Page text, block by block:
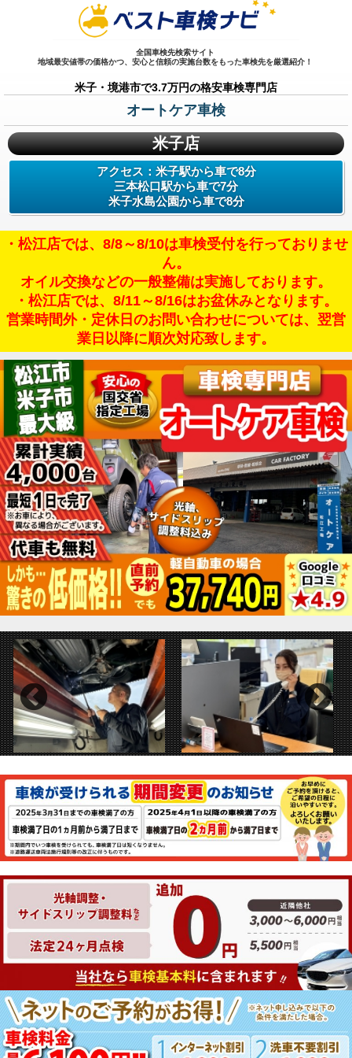
全国車検先検索サイト
地域最安値帯の価格かつ、安心と信頼の実施台数をもった車検先を厳選紹介！
米子・境港市で3.7万円の格安車検専門店
オートケア車検
米子店
アクセス：米子駅から車で8分
三本松口駅から車で7分
米子水島公園から車で8分
・松江店では、8/8～8/10は車検受付を行っておりませ
ん。
オイル交換などの一般整備は実施しております。
・松江店では、8/11～8/16はお盆休みとなります。
営業時間外・定休日のお問い合わせについては、翌営
業日以降に順次対応致します。